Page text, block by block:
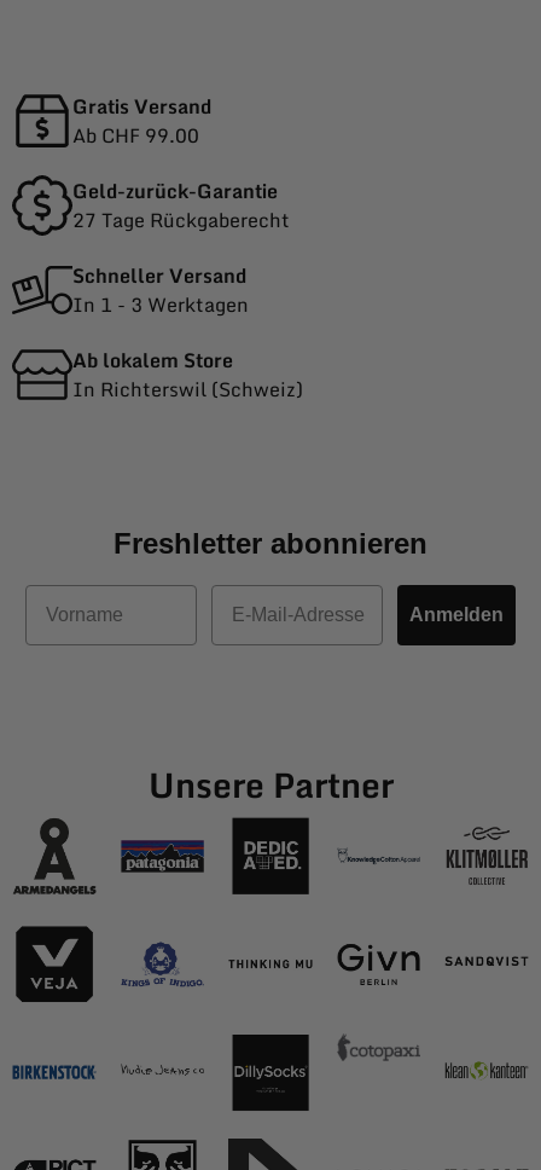
Gratis Versand
Ab CHF 99.00
Geld-zurück-Garantie
27 Tage Rückgaberecht
Schneller Versand
In 1 - 3 Werktagen
Ab lokalem Store
In Richterswil (Schweiz)
Freshletter abonnieren
Vorname
E-Mail
Anmelden
Unsere Partner